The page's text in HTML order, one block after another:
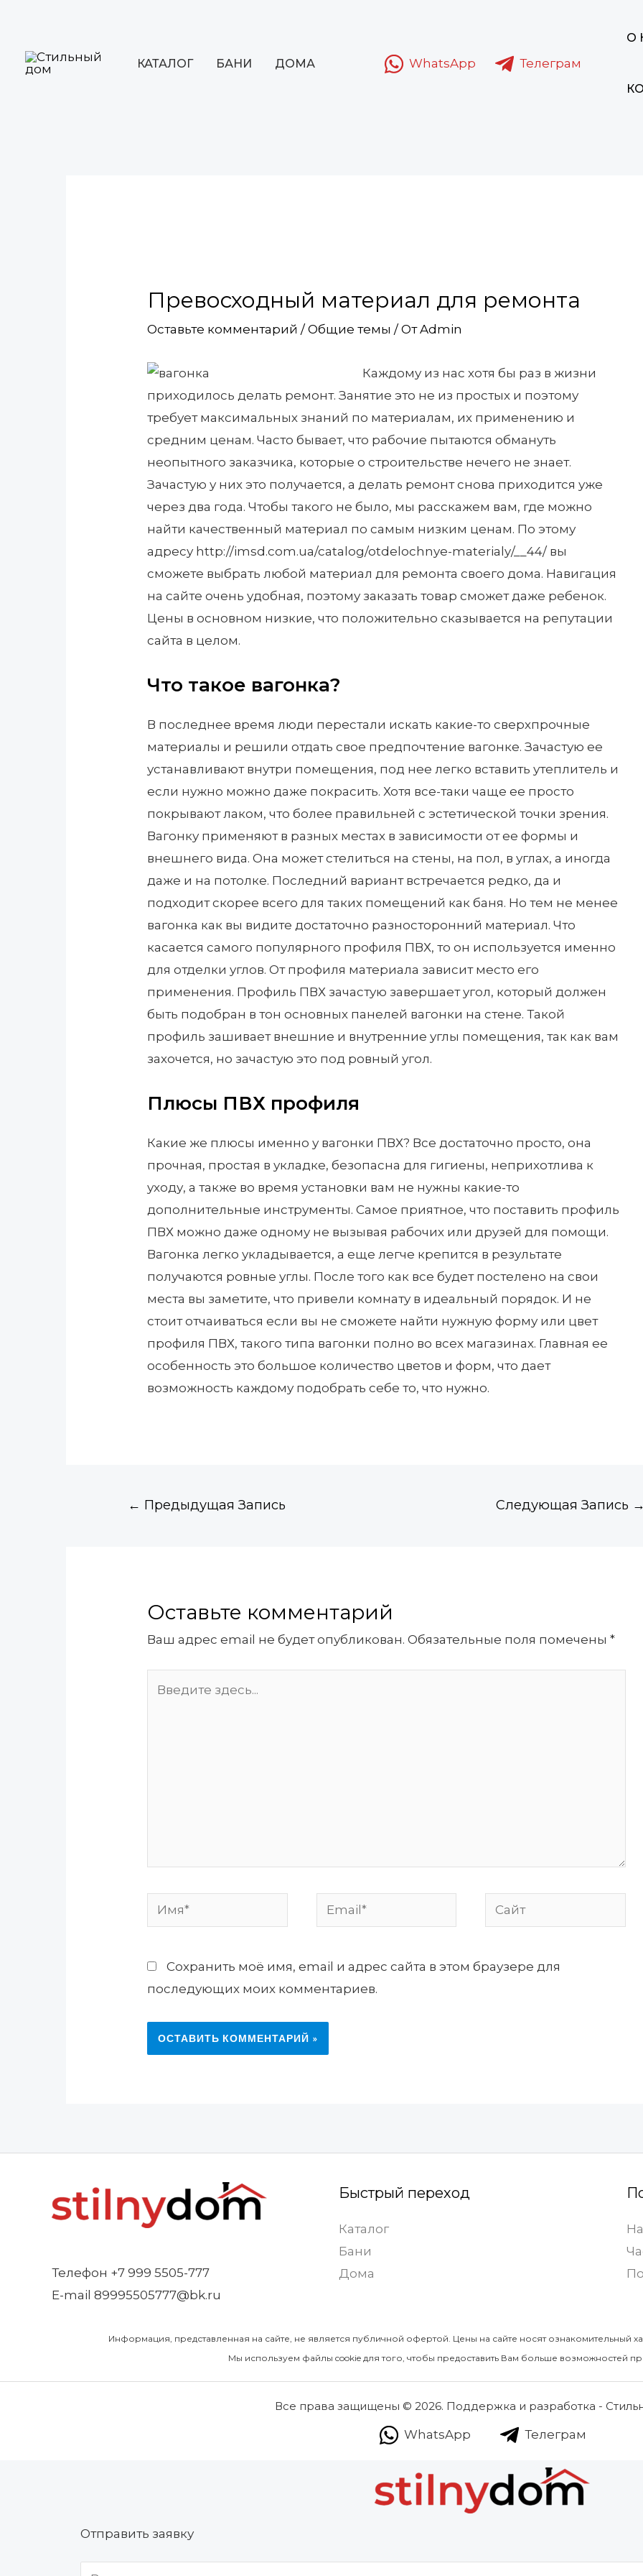
содержимому
КАТАЛОГ БАНИ ДОМА WhatsApp Телеграм
О
Превосходный материал для ремонта
Оставьте комментарий /Общие темы / ОтAdmin
Каждому из нас хотя бы раз в жизни
приходилось делать ремонт. Занятие это не из простых и поэтому
требует максимальных знаний по материалам, их применению и
средним ценам. Часто бывает, что рабочие пытаются обмануть
неопытного заказчика, которые о строительстве нечего не знает.
Зачастую у них это получается, а делать ремонт снова приходится уже
через два года. Чтобы такого не было, мы расскажем вам, где можно
найти качественный материал по самым низким ценам. По этому
адресу http://imsd.com.ua/catalog/otdelochnye-materialy/__44/ вы
сможете выбрать любой материал для ремонта своего дома. Навигация
на сайте очень удобная, поэтому заказать товар сможет даже ребенок.
Цены в основном низкие, что положительно сказывается на репутации
сайта в целом.
Что такое вагонка?
В последнее время люди перестали искать какие-то сверхпрочные
материалы и решили отдать свое предпочтение вагонке. Зачастую ее
устанавливают внутри помещения, под нее легко вставить утеплитель и
если нужно можно даже покрасить. Хотя все-таки чаще ее просто
покрывают лаком, что более правильней с эстетической точки зрения.
Вагонку применяют в разных местах в зависимости от ее формы и
внешнего вида. Она может стелиться на стены, на пол, в углах, а иногда
даже и на потолке. Последний вариант встречается редко, да и
подходит скорее всего для таких помещений как баня. Но тем не менее
вагонка как вы видите достаточно разносторонний материал. Что
касается самого популярного профиля ПВХ, то он используется именно
для отделки углов. От профиля материала зависит место его
применения. Профиль ПВХ зачастую завершает угол, который должен
быть подобран в тон основных панелей вагонки на стене. Такой
профиль зашивает внешние и внутренние углы помещения, так как вам
захочется, но зачастую это под ровный угол.
Плюсы ПВХ профиля
Какие же плюсы именно у вагонки ПВХ? Все достаточно просто, она
прочная, простая в укладке, безопасна для гигиены, неприхотлива к
уходу, а также во время установки вам не нужны какие-то
дополнительные инструменты. Самое приятное, что поставить профиль
ПВХ можно даже одному не вызывая рабочих или друзей для помощи.
Вагонка легко укладывается, а еще легче крепится в результате
получаются ровные углы. После того как все будет постелено на свои
места вы заметите, что привели комнату в идеальный порядок. И не
стоит отчаиваться если вы не сможете найти нужную форму или цвет
профиля ПВХ, такого типа вагонки полно во всех магазинах. Главная ее
особенность это большое количество цветов и форм, что дает
возможность каждому подобрать себе то, что нужно.
← Предыдущая Запись Следующая Запись
Оставьте комментарий
Ваш адрес email не будет опубликован. Обязательные поля помечены*
Имя* Email* Сайт
Сохранить моё имя, email и адрес сайта в этом браузере для
последующих моих комментариев.
Телефон +7 999 5505-777
E-mail 89995505777@bk.ru
Быстрый переход
Каталог
Бани
Дома
Информация, представленная на сайте, не является публичной офертой. Цены на сайте носят ознакомительный
Мы используем файлы cookie для того, чтобы предоставить Вам больше возможностей
Все права защищены © 2026. Поддержка и разработка -
WhatsApp Телеграм
Отправить заявку